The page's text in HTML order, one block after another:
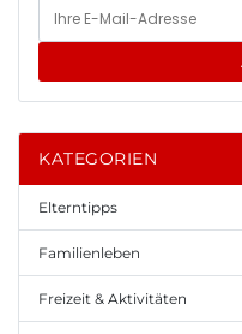
KATEGORIEN
Elterntipps
Familienleben
Freizeit & Aktivitäten